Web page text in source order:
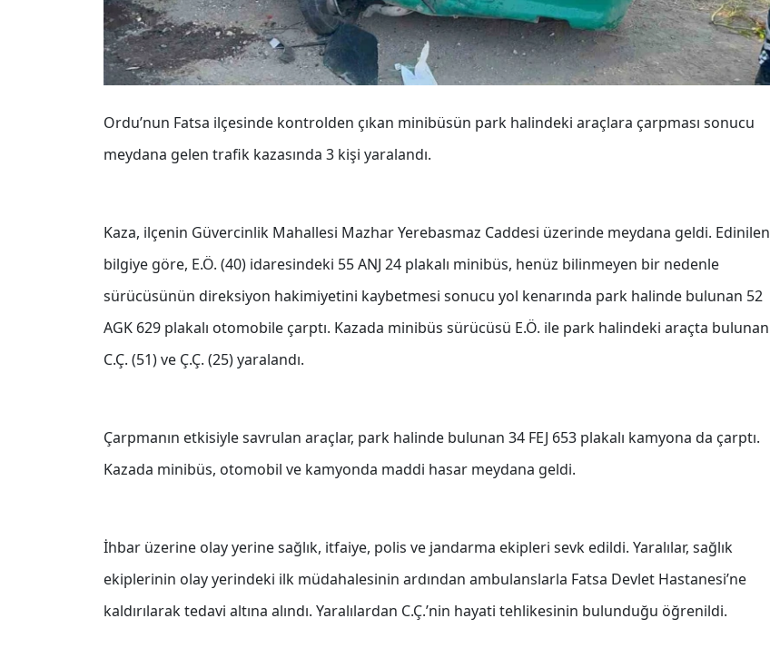
Ordu’nun Fatsa ilçesinde kontrolden çıkan minibüsün park halindeki araçlara çarpması sonucu
meydana gelen trafik kazasında 3 kişi yaralandı.
Kaza, ilçenin Güvercinlik Mahallesi Mazhar Yerebasmaz Caddesi üzerinde meydana geldi. Edinilen
bilgiye göre, E.Ö. (40) idaresindeki 55 ANJ 24 plakalı minibüs, henüz bilinmeyen bir nedenle
sürücüsünün direksiyon hakimiyetini kaybetmesi sonucu yol kenarında park halinde bulunan 52
AGK 629 plakalı otomobile çarptı. Kazada minibüs sürücüsü E.Ö. ile park halindeki araçta bulunan
C.Ç. (51) ve Ç.Ç. (25) yaralandı.
Çarpmanın etkisiyle savrulan araçlar, park halinde bulunan 34 FEJ 653 plakalı kamyona da çarptı.
Kazada minibüs, otomobil ve kamyonda maddi hasar meydana geldi.
İhbar üzerine olay yerine sağlık, itfaiye, polis ve jandarma ekipleri sevk edildi. Yaralılar, sağlık
ekiplerinin olay yerindeki ilk müdahalesinin ardından ambulanslarla Fatsa Devlet Hastanesi’ne
kaldırılarak tedavi altına alındı. Yaralılardan C.Ç.’nin hayati tehlikesinin bulunduğu öğrenildi.